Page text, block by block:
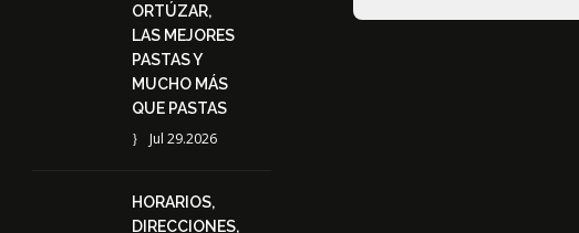
ORTÚZAR,
LAS MEJORES
PASTAS Y
MUCHO MÁS
QUE PASTAS
Jul 29.2026
HORARIOS,
DIRECCIONES,